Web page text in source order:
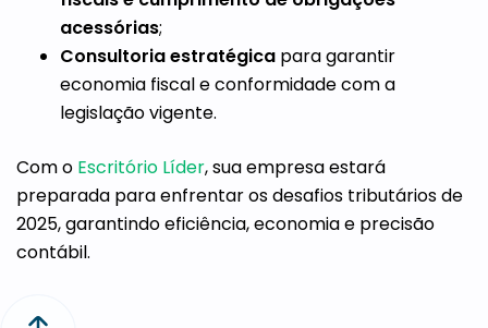
acessórias;
Consultoria estratégica para garantir
economia fiscal e conformidade com a
legislação vigente.
Com o Escritório Líder, sua empresa estará
preparada para enfrentar os desafios tributários de
2025, garantindo eficiência, economia e precisão
contábil.